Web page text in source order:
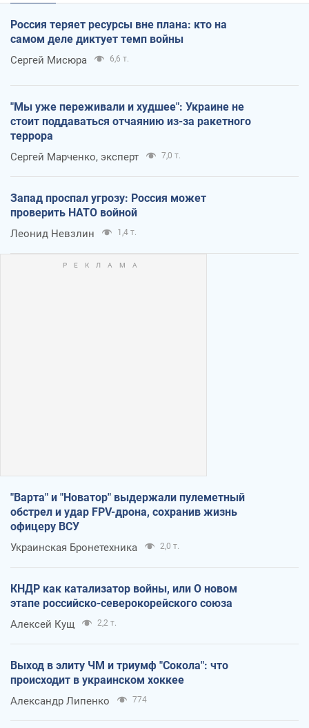
Россия теряет ресурсы вне плана: кто на
самом деле диктует темп войны
Сергей Мисюра 6,6 т.
"Мы уже переживали и худшее": Украине не
стоит поддаваться отчаянию из-за ракетного
террора
Сергей Марченко, эксперт 7,0 т.
Запад проспал угрозу: Россия может
проверить НАТО войной
Леонид Невзлин 1,4 т.
"Варта" и "Новатор" выдержали пулеметный
обстрел и удар FPV-дрона, сохранив жизнь
офицеру ВСУ
Украинская Бронетехника 2,0 т.
КНДР как катализатор войны, или О новом
этапе российско-северокорейского союза
Алексей Кущ 2,2 т.
Выход в элиту ЧМ и триумф "Сокола": что
происходит в украинском хоккее
Александр Липенко 774